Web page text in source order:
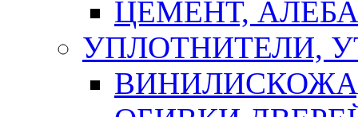
ЦЕМЕНТ,
УПЛОТНИТЕЛИ,